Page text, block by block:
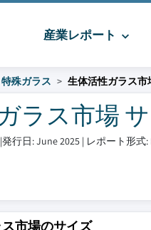
産業レポート
特殊ガラス 生体活性ガラス市
ラス市場
|発行日: June 2025 | レポート形式
市場のサイズ